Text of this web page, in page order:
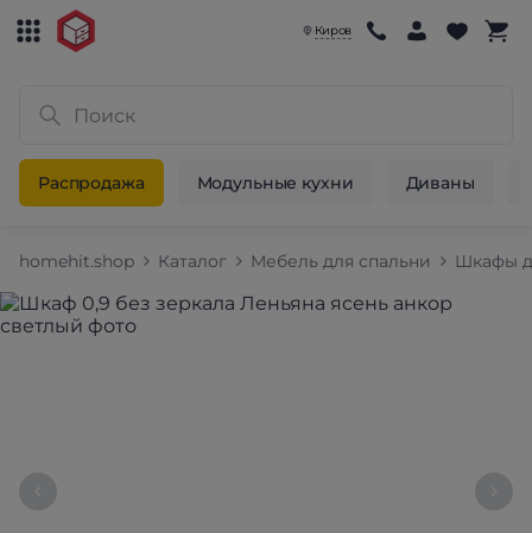
Киров
Распродажа Модульные кухни Диваны
homehit.shop Каталог Мебель для спальни Шкафы